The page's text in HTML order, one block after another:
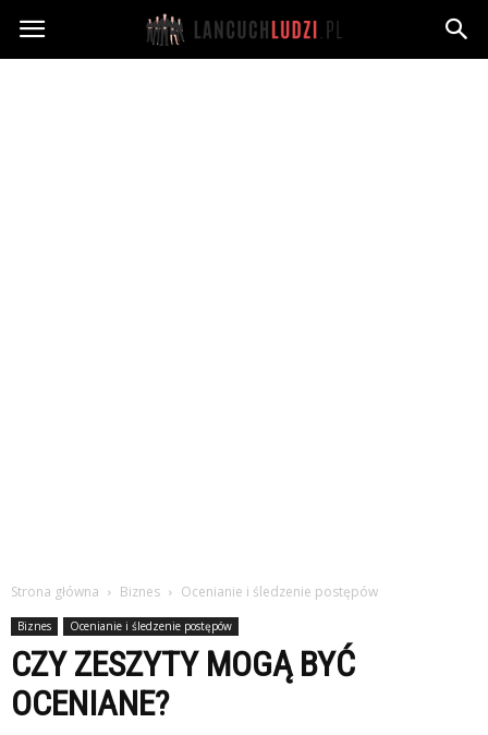
Lancuchludzi.pl
Strona główna Biznes Ocenianie i śledzenie postępów
Biznes Ocenianie i śledzenie postępów
CZY ZESZYTY MOGĄ BYĆ
OCENIANE?